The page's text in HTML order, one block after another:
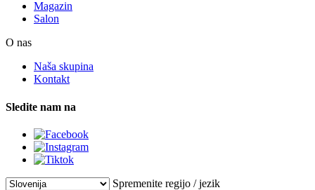
Magazin
Salon
O nas
Naša skupina
Kontakt
Sledite nam na
Spremenite regijo / jezik